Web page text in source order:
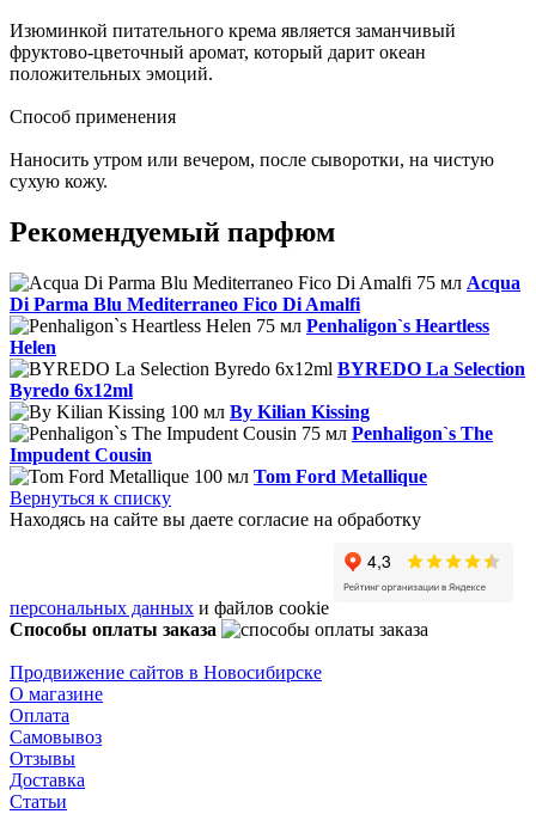
Изюминкой питательного крема является заманчивый
фруктово-цветочный аромат, который дарит океан
положительных эмоций.
Способ применения
Наносить утром или вечером, после сыворотки, на чистую
сухую кожу.
Рекомендуемый парфюм
Acqua
Di Parma Blu Mediterraneo Fico Di Amalfi
Penhaligon`s Heartless
Helen
BYREDO La Selection
Byredo 6x12ml
By Kilian Kissing
Penhaligon`s The
Impudent Cousin
Tom Ford Metallique
Вернуться к списку
Находясь на сайте вы даете согласие на обработку
персональных данных и файлов cookie
Способы оплаты заказа
Продвижение сайтов в Новосибирске
О магазине
Оплата
Самовывоз
Отзывы
Доставка
Статьи